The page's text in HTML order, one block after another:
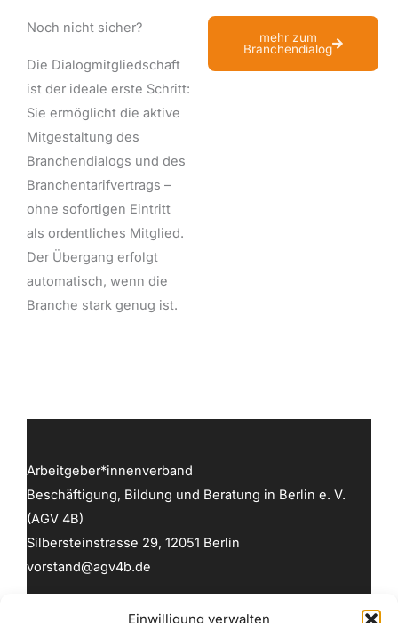
Einwilligung verwalten
Noch nicht sicher?
Die Dialogmitgliedschaft
ist der ideale erste Schritt:
Sie ermöglicht die aktive
Mitgestaltung des
Branchendialogs und des
Branchentarifvertrags –
ohne sofortigen Eintritt
als ordentliches Mitglied.
Der Übergang erfolgt
automatisch, wenn die
Branche stark genug ist.
mehr zum
Branchendialog
Arbeitgeber*innenverband
Beschäftigung, Bildung und Beratung in Berlin e. V.
(AGV 4B)
Silbersteinstrasse 29, 12051 Berlin
vorstand@agv4b.de